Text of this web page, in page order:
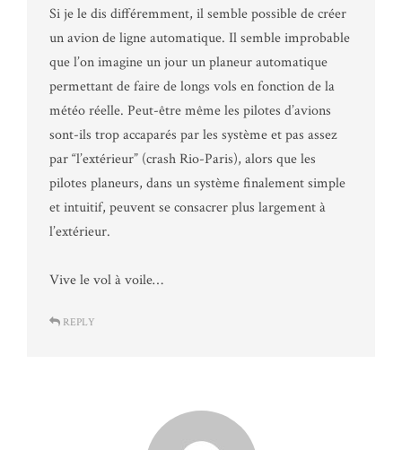
Si je le dis différemment, il semble possible de créer
un avion de ligne automatique. Il semble improbable
que l’on imagine un jour un planeur automatique
permettant de faire de longs vols en fonction de la
météo réelle. Peut-être même les pilotes d’avions
sont-ils trop accaparés par les système et pas assez
par “l’extérieur” (crash Rio-Paris), alors que les
pilotes planeurs, dans un système finalement simple
et intuitif, peuvent se consacrer plus largement à
l’extérieur.
Vive le vol à voile…
REPLY